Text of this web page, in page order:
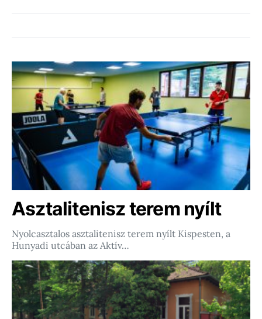
Asztalitenisz terem nyílt
Nyolcasztalos asztalitenisz terem nyílt Kispesten, a
Hunyadi utcában az Aktív…